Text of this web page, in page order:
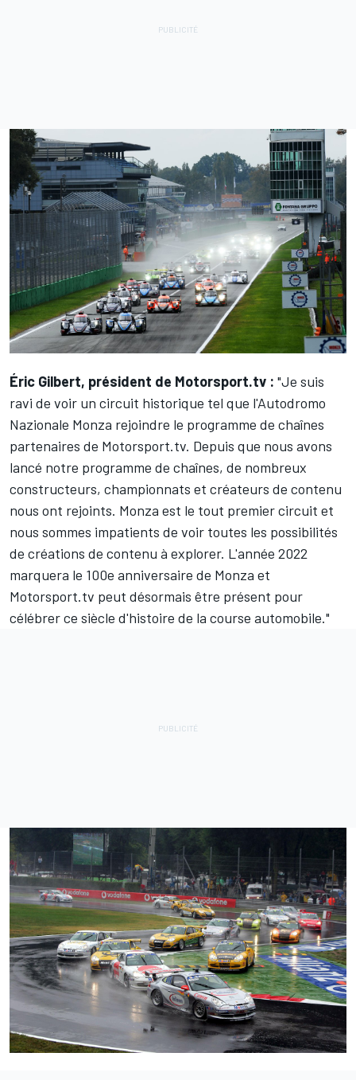
Éric Gilbert, président de Motorsport.tv : "Je suis
ravi de voir un circuit historique tel que l'Autodromo
Nazionale Monza rejoindre le programme de chaînes
partenaires de Motorsport.tv. Depuis que nous avons
lancé notre programme de chaînes, de nombreux
constructeurs, championnats et créateurs de contenu
nous ont rejoints. Monza est le tout premier circuit et
nous sommes impatients de voir toutes les possibilités
de créations de contenu à explorer. L'année 2022
marquera le 100e anniversaire de Monza et
Motorsport.tv peut désormais être présent pour
célébrer ce siècle d'histoire de la course automobile."